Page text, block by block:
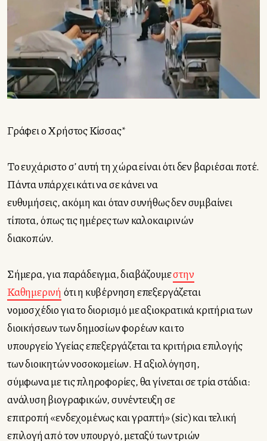
Γράφει ο Χρήστος Κίσσας*
Το ευχάριστο σ’ αυτή τη χώρα είναι ότι δεν βαριέσαι ποτέ.
Πάντα υπάρχει κάτι να σε κάνει να
ευθυμήσεις, ακόμη και όταν συνήθως δεν συμβαίνει
τίποτα, όπως τις ημέρες των καλοκαιρινών
διακοπών.
Σήμερα, για παράδειγμα, διαβάζουμεστην
Καθημερινήότι η κυβέρνηση επεξεργάζεται
νομοσχέδιο για το διορισμό με αξιοκρατικά κριτήρια των
διοικήσεων των δημοσίων φορέων και το
υπουργείο Υγείας επεξεργάζεται τα κριτήρια επιλογής
των διοικητών νοσοκομείων. Η αξιολόγηση,
σύμφωνα με τις πληροφορίες, θα γίνεται σε τρία στάδια:
ανάλυση βιογραφικών, συνέντευξη σε
επιτροπή «ενδεχομένως και γραπτή» (sic) και τελική
επιλογή από τον υπουργό, μεταξύ των τριών